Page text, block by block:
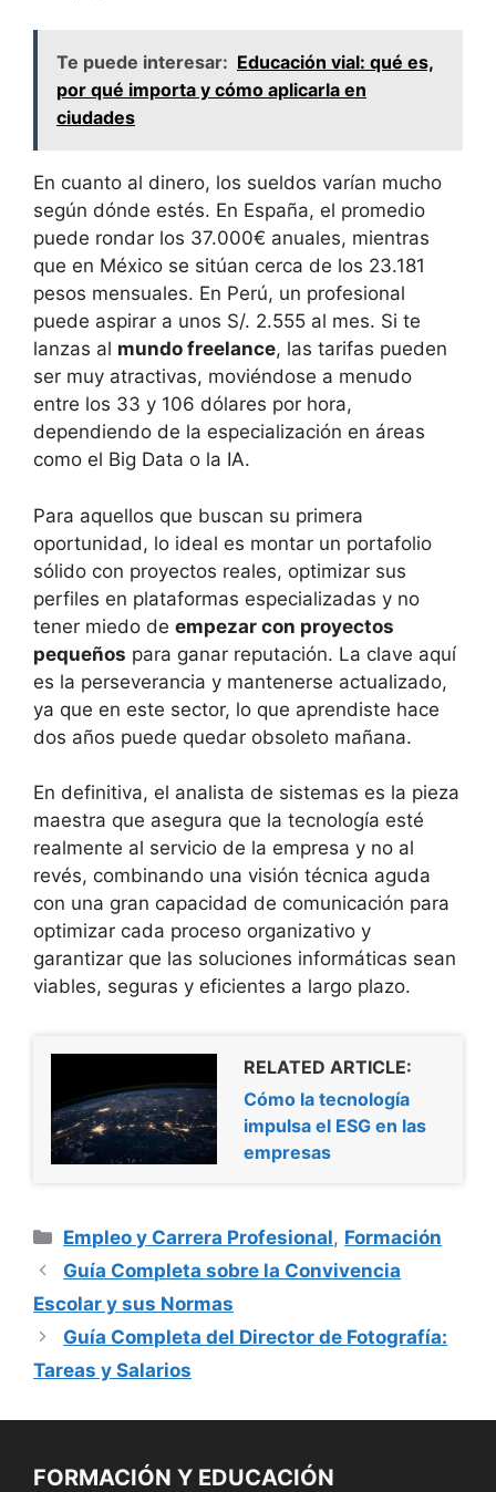
Te puede interesar: Educación vial: qué es,
por qué importa y cómo aplicarla en
ciudades
En cuanto al dinero, los sueldos varían mucho
según dónde estés. En España, el promedio
puede rondar los 37.000€ anuales, mientras
que en México se sitúan cerca de los 23.181
pesos mensuales. En Perú, un profesional
puede aspirar a unos S/. 2.555 al mes. Si te
lanzas al mundo freelance, las tarifas pueden
ser muy atractivas, moviéndose a menudo
entre los 33 y 106 dólares por hora,
dependiendo de la especialización en áreas
como el Big Data o la IA.
Para aquellos que buscan su primera
oportunidad, lo ideal es montar un portafolio
sólido con proyectos reales, optimizar sus
perfiles en plataformas especializadas y no
tener miedo de empezar con proyectos
pequeños para ganar reputación. La clave aquí
es la perseverancia y mantenerse actualizado,
ya que en este sector, lo que aprendiste hace
dos años puede quedar obsoleto mañana.
En definitiva, el analista de sistemas es la pieza
maestra que asegura que la tecnología esté
realmente al servicio de la empresa y no al
revés, combinando una visión técnica aguda
con una gran capacidad de comunicación para
optimizar cada proceso organizativo y
garantizar que las soluciones informáticas sean
viables, seguras y eficientes a largo plazo.
RELATED ARTICLE:
Cómo la tecnología
impulsa el ESG en las
empresas
Categorías
Empleo y Carrera Profesional, Formación
Guía Completa sobre la Convivencia
Escolar y sus Normas
Guía Completa del Director de Fotografía:
Tareas y Salarios
FORMACIÓN Y EDUCACIÓN